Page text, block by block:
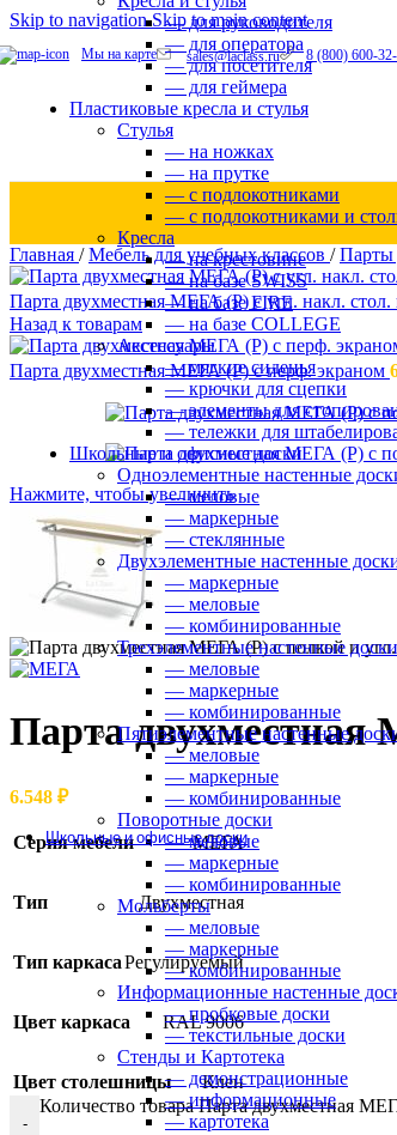
Skip to navigationSkip to main content
Мы на карте sales@laclass.ru 8 (800) 600-
— для руководителя
— для оператора
— для посетителя
— для геймера
Пластиковые кресла и стулья
Стулья
— на ножках
— на прутке
— с подлокотниками
— с подлокотниками и
Кресла
— на крестовине
— на базе SWISS
— на базе FIRE
— на базе COLLEGE
Аксессуары
— мягкие сиденья
— крючки для сцепки
— элементы для
— тележки для
Школьные и офисные доски
Одноэлементные настенные
— меловые
— маркерные
— стеклянные
Двухэлементные настенные
— маркерные
— меловые
— комбинированные
Трехэлементные настенные доски
— меловые
— маркерные
— комбинированные
Пятиэлементные настенные
— меловые
— маркерные
— комбинированные
Поворотные доски
— меловые
— маркерные
— комбинированные
Мольберты
— меловые
— маркерные
— комбинированные
Информационные настенные
— пробковые доски
— текстильные доски
Стенды и Картотека
— демонстрационные
— информационные
— картотека
Стулья
• на ножках
• на прутке
• с подлокотниками
• с подлокотниками и столиком
Стулья барные
• на ножках
• на прутке
• с высокой спинкой
• с низкой спинкой
Кресла
• на крестовине
• на базе SWISS
• на базе FIRE
• на базе COLLEGE
Аксессуары
• мягкие сиденья
• крючки для сцепки
• элементы для стопирования
• тележки для штабелирования
Школьные и офисные доски
Одноэлементные настенные
• меловые
• маркерные
• стеклянные
Двухэлементные настенные
• меловые
• маркерные
• комбинированные
Главная / Мебель для учебных классов / Парты
Парта двухместная МЕГА (Р) с угл. накл.
Назад к товарам
Парта двухместная МЕГА (Р) с перф. экраном
Нажмите, чтобы увеличить
Парта двухместная
6.548 ₽
Серия мебели МЕГА
Тип Двухместная
Тип каркасаРегулируемый
Цвет каркаса RAL 9006
Цвет столешницы Клен
-
Количество товара Парта двухместная